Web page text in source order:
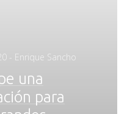
- Enrique Sancho
una
para